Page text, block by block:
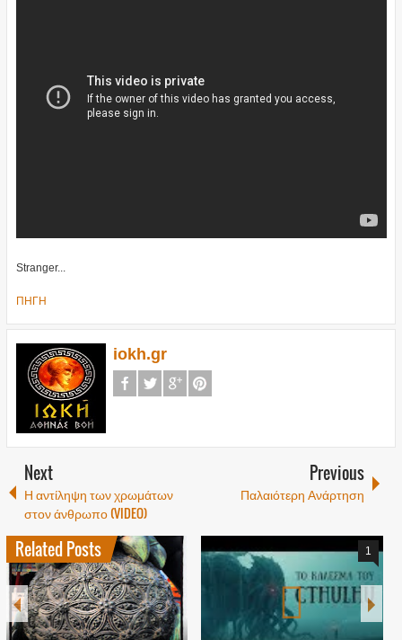
Stranger...
ΠΗΓΗ
iokh.gr
Next
Η αντίληψη των χρωμάτων
στον άνθρωπο (VIDEO)
Previous
Παλαιότερη Ανάρτηση
Related Posts 1